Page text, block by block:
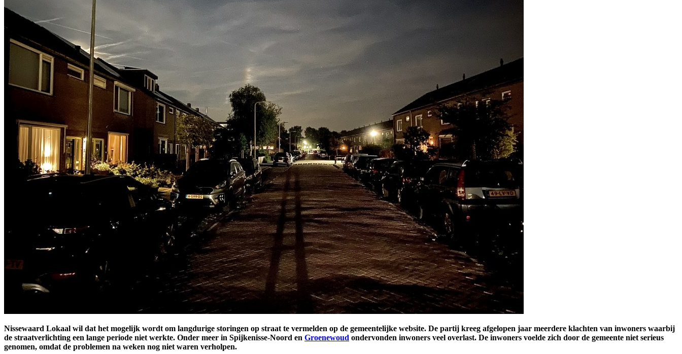
Nissewaard Lokaal wil dat het mogelijk wordt om langdurige storingen op straat te vermelden op de gemeentelijke website. De partij kreeg afgelopen jaar meerdere klachten van inwoners waarbij
de straatverlichting een lange periode niet werkte. Onder meer in Spijkenisse-Noord en Groenewoud ondervonden inwoners veel overlast. De inwoners voelde zich door de gemeente niet serieus
genomen, omdat de problemen na weken nog niet waren verholpen.